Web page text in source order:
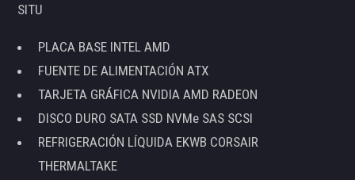
SITU
PLACA BASE INTEL AMD
FUENTE DE ALIMENTACIÓN ATX
TARJETA GRÁFICA NVIDIA AMD RADEON
DISCO DURO SATA SSD NVMe SAS SCSI
REFRIGERACIÓN LÍQUIDA EKWB CORSAIR
THERMALTAKE